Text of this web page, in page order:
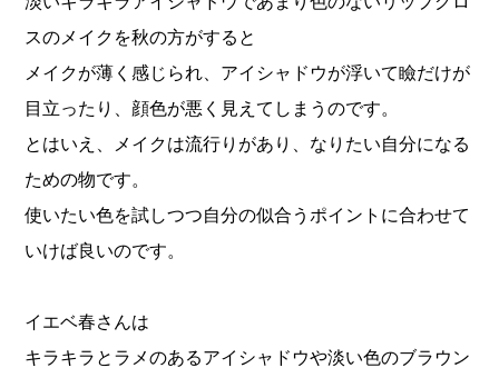
スのメイクを秋の方がすると
メイクが薄く感じられ、アイシャドウが浮いて瞼だけが
目立ったり、顔色が悪く見えてしまうのです。
とはいえ、メイクは流行りがあり、なりたい自分になる
ための物です。
使いたい色を試しつつ自分の似合うポイントに合わせて
いけば良いのです。
イエベ春さんは
キラキラとラメのあるアイシャドウや淡い色のブラウン